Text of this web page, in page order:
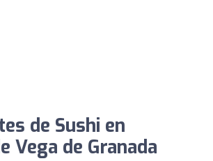
de Sushi en
Vega de Granada